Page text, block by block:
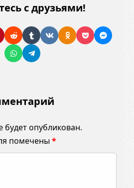
с друзьями!
будет опубликован.
помечены *